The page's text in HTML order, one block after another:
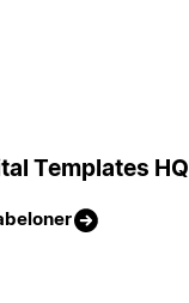
Templates HQ